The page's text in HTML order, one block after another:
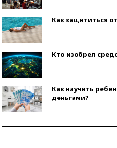
Как защититься
Кто изобрел
Как научить
деньгами?